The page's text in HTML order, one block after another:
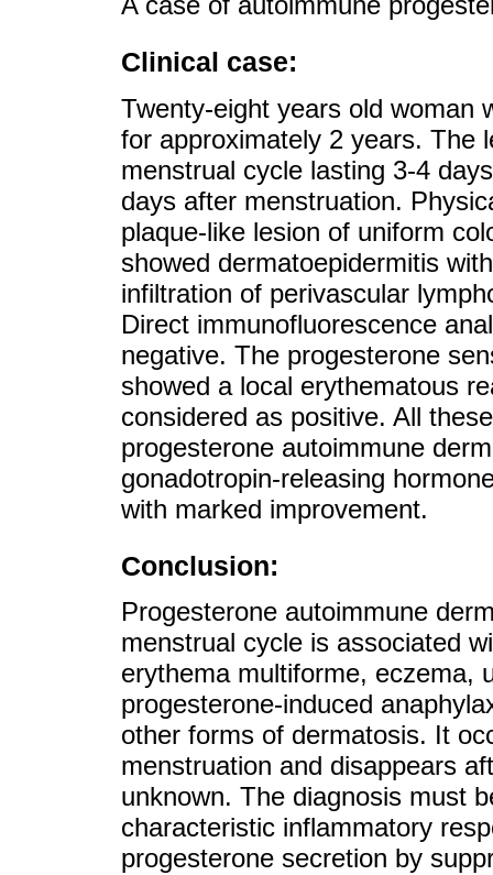
Clinical case:
Twenty-eight years old woman
for approximately 2 years. The
menstrual cycle lasting 3-4
days after menstruation.
plaque-like lesion of uniform
showed dermatoepidermitis
infiltration of perivascular
Direct immunofluorescence
negative. The progesterone
showed a local erythematous
considered as positive. All
progesterone autoimmune
gonadotropin-releasing
with marked improvement.
Conclusion:
Progesterone autoimmune
menstrual cycle is associated
erythema multiforme, eczema,
progesterone-induced
other forms of dermatosis. It
menstruation and disappears
unknown. The diagnosis must
characteristic inflammatory
progesterone secretion by